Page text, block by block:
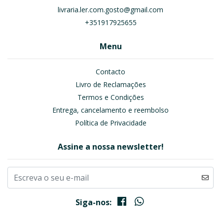
livraria.ler.com.gosto@gmail.com
+351917925655
Menu
Contacto
Livro de Reclamações
Termos e Condições
Entrega, cancelamento e reembolso
Política de Privacidade
Assine a nossa newsletter!
Siga-nos: